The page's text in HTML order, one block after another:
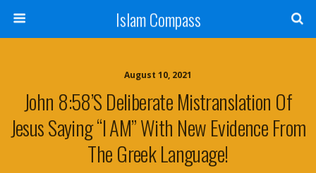
Islam Compass
August 10, 2021
John 8:58’s Deliberate Mistranslation Of
Jesus Saying “I AM” With New Evidence From
The Greek Language!